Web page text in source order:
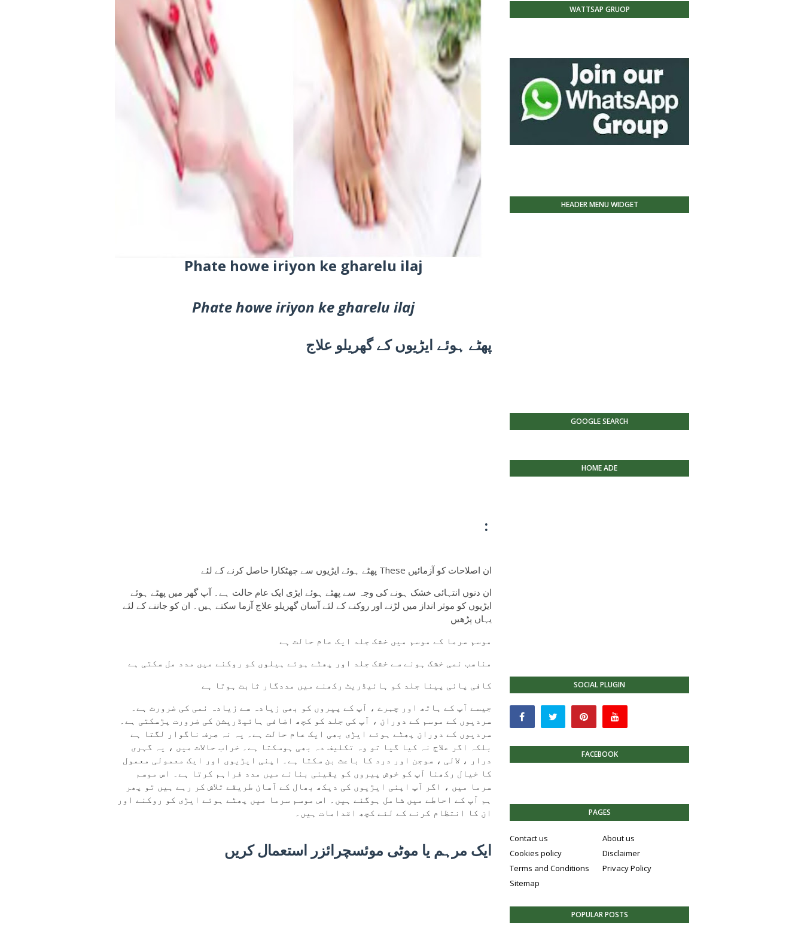
Phate howe iriyon ke gharelu ilaj
Phate howe iriyon ke gharelu ilaj
پھٹے ہوئے ایڑیوں کے گھریلو علاج
:
پھٹے ہوئے ایڑیوں سے چھٹکارا حاصل کرنے کے لئے These ان اصلاحات کو آزمائیں
ان دنوں انتہائی خشک ہونے کی وجہ سے پھٹے ہوئے ایڑی ایک عام حالت ہے۔ آپ گھر میں پھٹے ہوئے
ایڑیوں کو موثر انداز میں لڑنے اور روکنے کے لئے آسان گھریلو علاج آزما سکتے ہیں۔ ان کو جاننے کے لئے
یہاں پڑھیں
موسم سرما کے موسم میں خشک جلد ایک عام حالت ہے
مناسب نمی خشک ہونے سے خشک جلد اور پھٹے ہوئے ہیلوں کو روکنے میں مدد مل سکتی ہے
کافی پانی پینا جلد کو ہائیڈریٹ رکھنے میں مددگار ثابت ہوتا ہے
جیسے آپ کے ہاتھ اور چہرے ، آپ کے پیروں کو بھی زیادہ سے زیادہ نمی کی ضرورت ہے۔
سردیوں کے موسم کے دوران ، آپ کی جلد کو کچھ اضافی ہائیڈریشن کی ضرورت پڑسکتی ہے۔
سردیوں کے دوران پھٹے ہوئے ایڑی بھی ایک عام حالت ہے۔ یہ نہ صرف ناگوار لگتا ہے
بلکہ اگر علاج نہ کیا گیا تو وہ تکلیف دہ بھی ہوسکتا ہے۔ خراب حالات میں ، یہ گہری
درار ، لالی ، سوجن اور درد کا باعث بن سکتا ہے۔ اپنی ایڑیوں اور ایک معمولی معمول
کا خیال رکھنا آپ کو خوش پیروں کو یقینی بنانے میں مدد فراہم کرتا ہے۔ اس موسم
سرما میں ، اگر آپ اپنی ایڑیوں کی دیکھ بھال کے آسان طریقے تلاش کر رہے ہیں تو پھر
ہم آپ کے احاطے میں شامل ہوگئے ہیں۔ اس موسم سرما میں پھٹے ہوئے ایڑی کو روکنے اور
ان کا انتظام کرنے کے لئے کچھ اقدامات ہیں۔
ایک مرہم یا موٹی موئسچرائزر استعمال کریں
WATTSAP GRUOP
HEADER MENU WIDGET
GOOGLE SEARCH
HOME ADE
SOCIAL PLUGIN
FACEBOOK
PAGES
Contact us
About us
Cookies policy
Disclaimer
Terms and Conditions
Privacy Policy
Sitemap
POPULAR POSTS